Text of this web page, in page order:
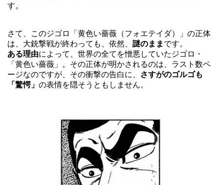
す。
さて、このジゴロ「黄色い薔薇（フォエテイダ）」の正体
は、大銃撃戦が終わっても、依然、 謎のまま です。
ある理由によって、世界の全てを憎悪していたジゴロ・
「黄色い薔薇」。その正体が明かされるのは、ラスト数ペ
ージなのですが、その衝撃の告白に、
さすがのゴルゴも
「驚愕」 の表情を隠そうともしません。